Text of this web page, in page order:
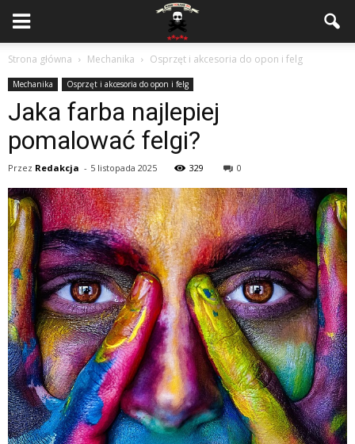
Strona główna Mechanika Osprzęt i akcesoria do opon i felg
Mechanika Osprzęt i akcesoria do opon i felg
Jaka farba najlepiej
pomalować felgi?
Przez Redakcja - 5 listopada 2025 329 0